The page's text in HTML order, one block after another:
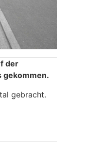
der
gekommen.
gebracht.